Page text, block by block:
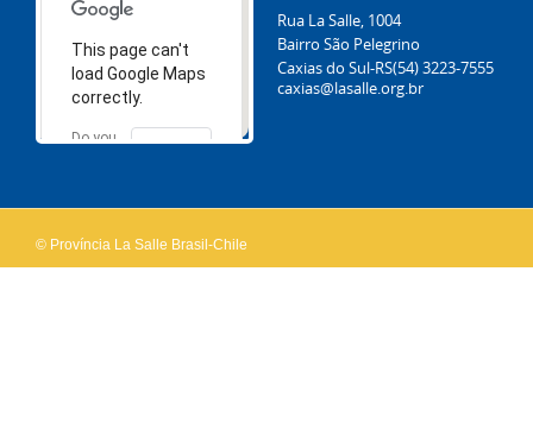
This page can't
load Google Maps
correctly.
Do you
OK
Rua La Salle, 1004
Bairro São Pelegrino
Caxias do Sul-RS(54) 3223-7555
caxias@lasalle.org.br
© Província La Salle Brasil-Chile